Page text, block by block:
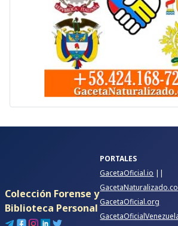
Colección Forense y
Biblioteca Personal
PORTALES
GacetaOficial.io ||
GacetaOficial.org